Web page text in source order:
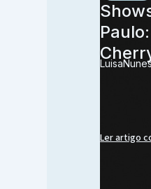
LuisaNunes
Ler artigo